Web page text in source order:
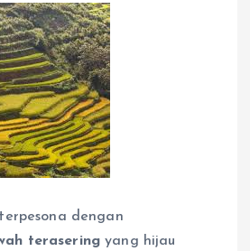
dengan
terasering yang hijau